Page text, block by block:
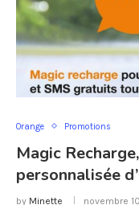
Orange Promotions
Magic
personnalisée
by Minette novembre